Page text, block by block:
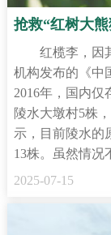
抢救“红树大
红榄李，因
机构发布的《中
2016年，国内仅
陵水大墩村5株
示，目前陵水的
13株。虽然情
2025-07-15